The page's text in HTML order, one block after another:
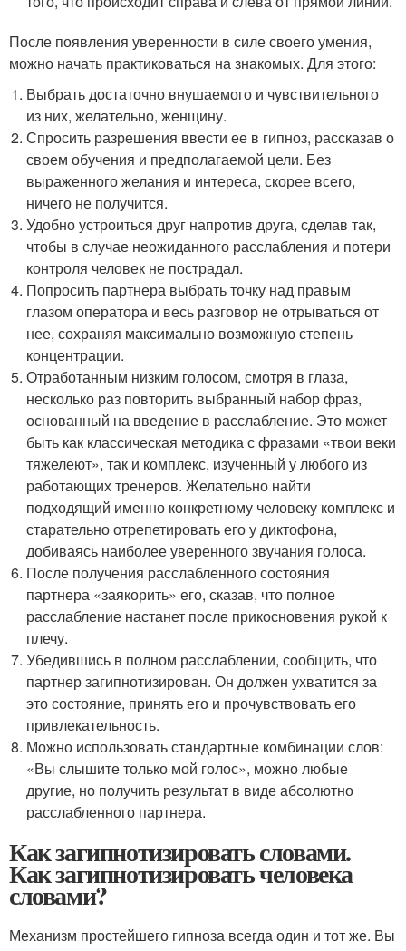
После появления уверенности в силе своего умения,
можно начать практиковаться на знакомых. Для этого:
Выбрать достаточно внушаемого и чувствительного
из них, желательно, женщину.
Спросить разрешения ввести ее в гипноз, рассказав о
своем обучения и предполагаемой цели. Без
выраженного желания и интереса, скорее всего,
ничего не получится.
Удобно устроиться друг напротив друга, сделав так,
чтобы в случае неожиданного расслабления и потери
контроля человек не пострадал.
Попросить партнера выбрать точку над правым
глазом оператора и весь разговор не отрываться от
нее, сохраняя максимально возможную степень
концентрации.
Отработанным низким голосом, смотря в глаза,
несколько раз повторить выбранный набор фраз,
основанный на введение в расслабление. Это может
быть как классическая методика с фразами «твои веки
тяжелеют», так и комплекс, изученный у любого из
работающих тренеров. Желательно найти
подходящий именно конкретному человеку комплекс и
старательно отрепетировать его у диктофона,
добиваясь наиболее уверенного звучания голоса.
После получения расслабленного состояния
партнера «заякорить» его, сказав, что полное
расслабление настанет после прикосновения рукой к
плечу.
Убедившись в полном расслаблении, сообщить, что
партнер загипнотизирован. Он должен ухватится за
это состояние, принять его и прочувствовать его
привлекательность.
Можно использовать стандартные комбинации слов:
«Вы слышите только мой голос», можно любые
другие, но получить результат в виде абсолютно
расслабленного партнера.
Как загипнотизировать словами.
Как загипнотизировать человека
словами?
Механизм простейшего гипноза всегда один и тот же. Вы